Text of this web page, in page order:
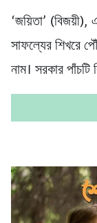
‘জয়িতা’
সাফল্যের শিখরে
নাম। সরকার